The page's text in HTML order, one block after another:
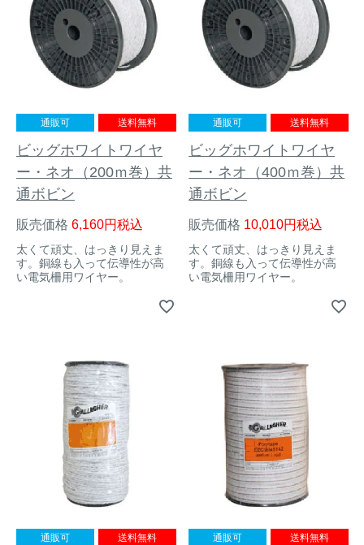
通販可 送料無料
ビッグホワイトワイヤ
ー・ネオ（200ｍ巻）共
通ボビン
販売価格 6,160 税込
太くて頑丈、はっきり見えま
す。銅線も入って伝導性が高
い電気柵用ワイヤー。
通販可 送料無料
ビッグホワイトワイヤ
ー・ネオ（400ｍ巻）共
通ボビン
販売価格 10,010 税込
太くて頑丈、はっきり見えま
す。銅線も入って伝導性が高
い電気柵用ワイヤー。
通販可 送料無料 通販可 送料無料